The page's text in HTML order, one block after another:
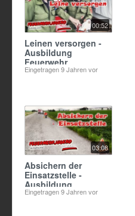
00:52
Leinen versorgen -
Ausbildung
Feuerwehr
Eingetragen9 Jahren vor
03:08
Absichern der
Einsatzstelle -
Ausbildung
Feuerwehr
Eingetragen9 Jahren vor